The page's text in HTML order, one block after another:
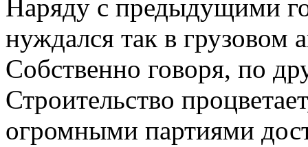
Наряду с предыдущими
нуждался так в грузовом
Собственно говоря, по
Строительство
огромными партиями